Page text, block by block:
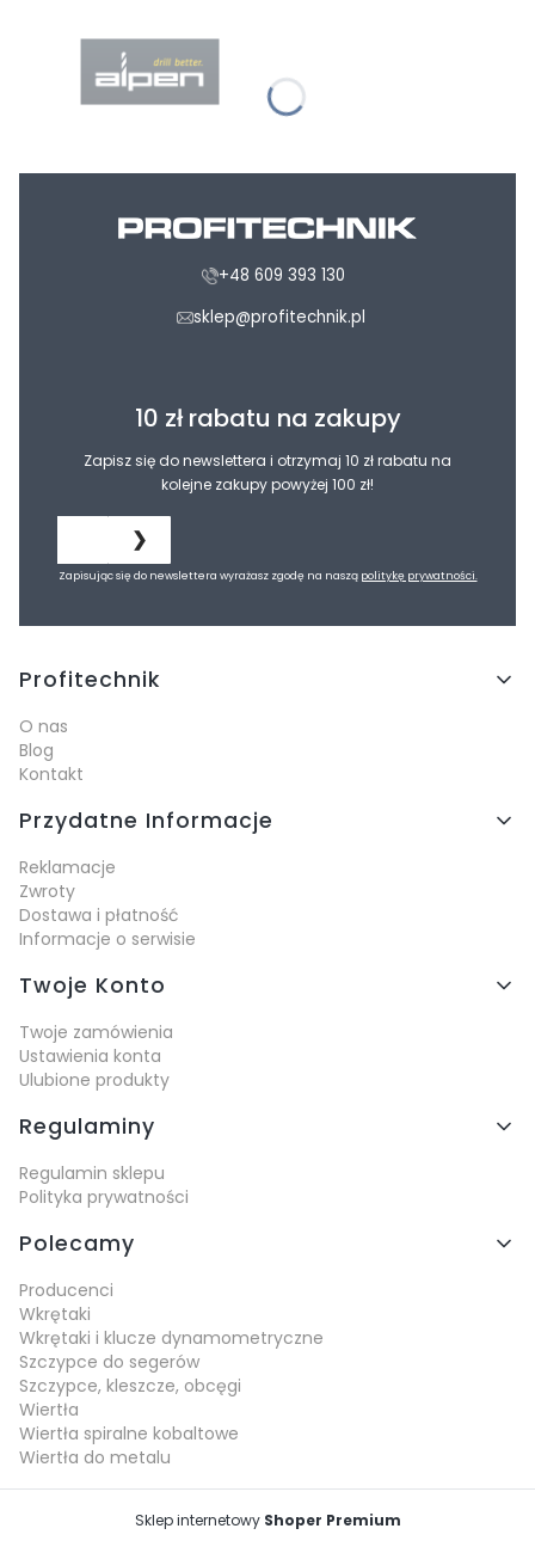
+48 609 393 130
sklep@profitechnik.pl
10 zł rabatu na zakupy
Zapisz się do newslettera i otrzymaj 10 zł rabatu na
kolejne zakupy powyżej 100 zł!
❯
Zapisując się do newslettera wyrażasz zgodę na naszą politykę prywatności.
Linki w stopce
Profitechnik
O nas
Blog
Kontakt
Przydatne Informacje
Reklamacje
Zwroty
Dostawa i płatność
Informacje o serwisie
Twoje Konto
Twoje zamówienia
Ustawienia konta
Ulubione produkty
Regulaminy
Regulamin sklepu
Polityka prywatności
Polecamy
Producenci
Wkrętaki
Wkrętaki i klucze dynamometryczne
Szczypce do segerów
Szczypce, kleszcze, obcęgi
Wiertła
Wiertła spiralne kobaltowe
Wiertła do metalu
Sklep internetowy Shoper Premium